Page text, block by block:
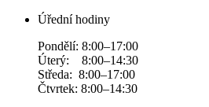
Úřední hodiny
Pondělí: 8:00–17:00
Úterý: 8:00–14:30
Středa: 8:00–17:00
Čtvrtek: 8:00–14:30